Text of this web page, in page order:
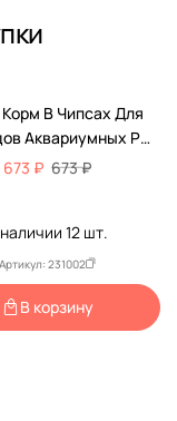
В Чипсах Для
Аквариумных Рыб
PRO Energy Для
Энергии И
Жизненных Сил
300мл (250мл + 20%
БОНУС)
673 ₽ 673 ₽
12 шт.
Артикул: 231002
В корзину